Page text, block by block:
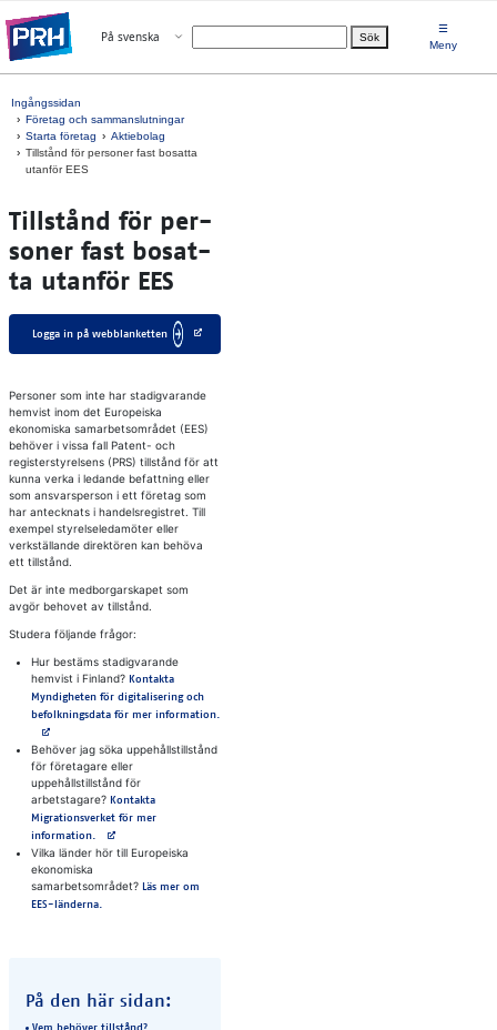
Välj språk
På svenska Öppna menyn Sök
☰
Meny
Ingångssidan
Företag och sammanslutningar
Starta företag
Aktiebolag
Tillstånd för personer fast bosatta
utanför EES
Till­stånd för per­
so­ner fast bo­sat­
ta ut­an­för EES
Logga in på webblanketten
Personer som inte har stadigvarande
hemvist inom det Europeiska
ekonomiska samarbetsområdet (EES)
behöver i vissa fall Patent- och
registerstyrelsens (PRS) tillstånd för att
kunna verka i ledande befattning eller
som ansvarsperson i ett företag som
har antecknats i handelsregistret. Till
exempel styrelseledamöter eller
verkställande direktören kan behöva
ett tillstånd.
Det är inte medborgarskapet som
avgör behovet av tillstånd.
Studera följande frågor:
Hur bestäms stadigvarande
hemvist i Finland? Kontakta
Myndigheten för digitalisering och
befolkningsdata för mer information.
Behöver jag söka uppehållstillstånd
för företagare eller
uppehållstillstånd för
arbetstagare? Kontakta
Migrationsverket för mer
information. Avautuu uuteen välilehteen
Vilka länder hör till Europeiska
ekonomiska
samarbetsområdet? Läs mer om
EES-länderna.
På den här sidan:
Vem behöver tillstånd?